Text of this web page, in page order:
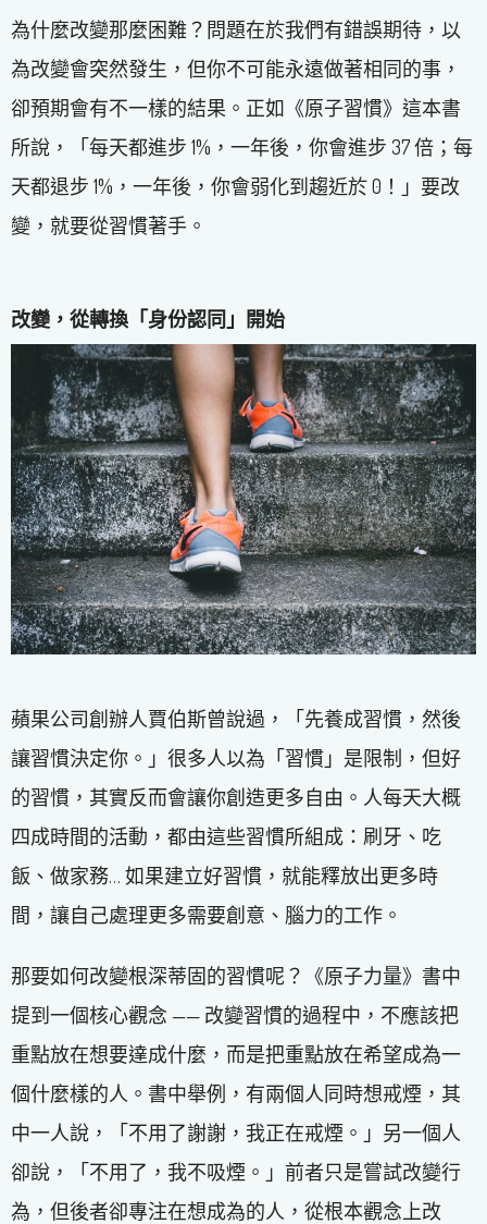
為什麼改變那麼困難？問題在於我們有錯誤期待，以
為改變會突然發生，但你不可能永遠做著相同的事，
卻預期會有不一樣的結果。正如《原子習慣》這本書
所說，「每天都進步 1%，一年後，你會進步 37 倍；每
天都退步 1%，一年後，你會弱化到趨近於 0！」要改
變，就要從習慣著手。
改變，從轉換「身份認同」開始
蘋果公司創辦人賈伯斯曾說過，「先養成習慣，然後
讓習慣決定你。」很多人以為「習慣」是限制，但好
的習慣，其實反而會讓你創造更多自由。人每天大概
四成時間的活動，都由這些習慣所組成：刷牙、吃
飯、做家務… 如果建立好習慣，就能釋放出更多時
間，讓自己處理更多需要創意、腦力的工作。
那要如何改變根深蒂固的習慣呢？《原子力量》書中
提到一個核心觀念 —— 改變習慣的過程中，不應該把
重點放在想要達成什麼，而是把重點放在希望成為一
個什麼樣的人。書中舉例，有兩個人同時想戒煙，其
中一人說，「不用了謝謝，我正在戒煙。」另一個人
卻說，「不用了，我不吸煙。」前者只是嘗試改變行
為，但後者卻專注在想成為的人，從根本觀念上改